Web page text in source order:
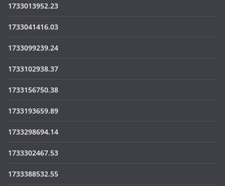
1733013952.23
1733041416.03
1733099239.24
1733102938.37
1733156750.38
1733193659.89
1733298694.14
1733302467.53
1733388532.55